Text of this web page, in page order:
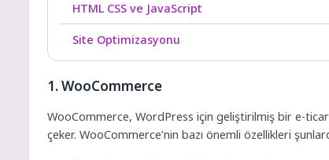
HTML CSS ve JavaScript
Site Optimizasyonu
1. WooCommerce
WooCommerce, WordPress için geliştirilmiş bir e-
çeker. WooCommerce’nin bazı önemli özellikleri